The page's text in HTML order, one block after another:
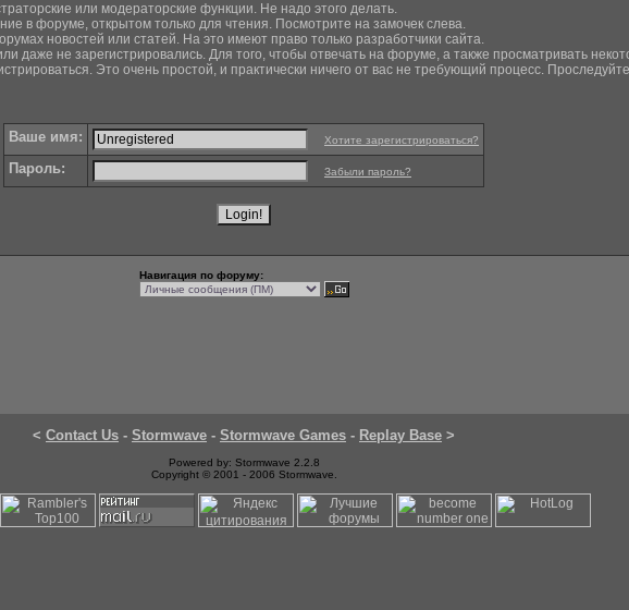
или модераторские функции. Не надо этого делать.
в форуме, открытом только для чтения. Посмотрите на замочек слева.
новостей или статей. На это имеют право только разработчики сайта.
даже не зарегистрировались. Для того, чтобы отвечать на форуме, а также просматривать
Это очень простой, и практически ничего от вас не требующий процесс.
Ваше имя: Хотите зарегистрироваться?
Пароль: Забыли пароль?
Навигация по форуму:
< Contact Us - Stormwave - Stormwave Games - Replay Base >
Powered by: Stormwave 2.2.8
Copyright © 2001 - 2006 Stormwave.